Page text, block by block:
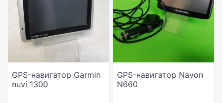
GPS-навигатор Garmin
nuvi 1300
GPS-навигатор Navon
N660